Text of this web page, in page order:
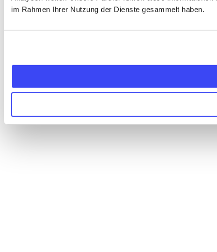
im Rahmen Ihrer Nutzung der Dienste gesammelt haben.